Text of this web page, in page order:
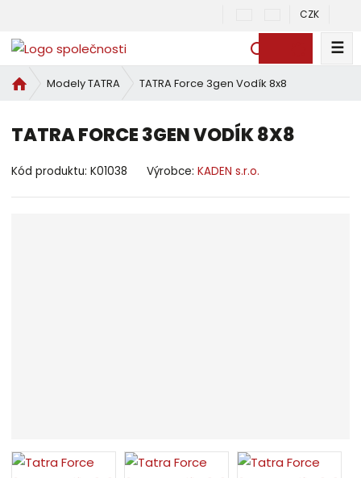
CZK
y
h
e
☰
v
d
í
Modely TATRA TATRA Force 3gen Vodík 8x8
TATRA FORCE 3GEN VODÍK 8X8
Kód produktu:K01038 Výrobce:KADEN s.r.o.